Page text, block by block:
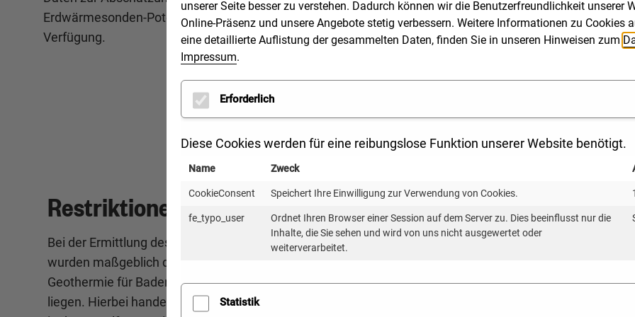
Erdwärmesonden-Potenzials zur
Verfügung.
Passwort-geschützten Bereich runterladen,
zu dem Sie über den Teaser am Ende dieser
Restriktionen und Vorgaben bei der Erhebung der Daten
Bei der Ermittlung des technischen Potenzials von Erdwärmesonden für die Kommunale Wärmeplanung
wurden maßgeblich die Restriktionen berücksichtigt, die dem Informationssystem Oberflächennahe
Geothermie für Baden-WürttembergISONGdes Landesamts für Geologie, Rohstoffe und Bergbau
liegen. Hierbei handelt es sich um Bohrtiefenbegrenzungen aufgrund des Grundwasserschutzes. In
unserer Seite besser zu verstehen. Dadurch können wir die Benutzerfreundlichkeit unserer
Online-Präsenz und unsere Angebote stetig verbessern. Weitere Informationen zu Cookies
eine detaillierte Auflistung der gesammelten Daten, finden Sie in unseren Hinweisen zum
Impressum.
Erforderlich
Diese Cookies werden für eine reibungslose Funktion unserer Website benötigt.
Name Zweck
CookieConsent Speichert Ihre Einwilligung zur Verwendung von Cookies.
fe_typo_user
Ordnet Ihren Browser einer Session auf dem Server zu. Dies beeinflusst nur die
Inhalte, die Sie sehen und wird von uns nicht ausgewertet oder
weiterverarbeitet.
Statistik